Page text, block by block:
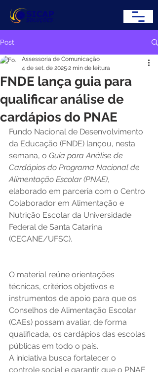
Post
FNDE lança guia para
qualificar análise de
cardápios do PNAE
Assessoria de Comunicação
4 de set. de 2025 2 min de leitura
Fundo Nacional de Desenvolvimento
da Educação (FNDE) lançou, nesta
semana, o Guia para Análise de
Cardápios do Programa Nacional de
Alimentação Escolar (PNAE),
elaborado em parceria com o Centro
Colaborador em Alimentação e
Nutrição Escolar da Universidade
Federal de Santa Catarina
(CECANE/UFSC).
O material reúne orientações
técnicas, critérios objetivos e
instrumentos de apoio para que os
Conselhos de Alimentação Escolar
(CAEs) possam avaliar, de forma
qualificada, os cardápios das escolas
públicas em todo o país.
A iniciativa busca fortalecer o
controle social e garantir que o PNAE